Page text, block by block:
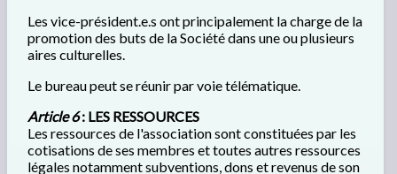
Les vice-président.e.s ont principalement la charge de la
promotion des buts de la Société dans une ou plusieurs
aires culturelles.
Le bureau peut se réunir par voie télématique.
Article 6: LES RESSOURCES
Les ressources de l'association sont constituées par les
cotisations de ses membres et toutes autres ressources
légales notamment subventions, dons et revenus de son